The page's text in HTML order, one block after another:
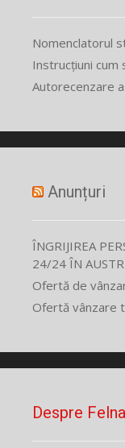
Nomenclatorul
Instrucțiuni cum
Autorecenzare
Anunțuri
ÎNGRIJIREA
24/24 ÎN
Ofertă de
Ofertă vânzare
Despre